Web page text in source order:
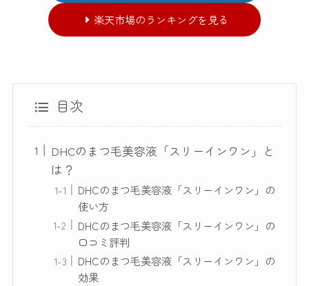
楽天市場のランキングを見る
目次
DHCのまつ毛美容液「スリーインワン」と
は？
DHCのまつ毛美容液「スリーインワン」の
使い方
DHCのまつ毛美容液「スリーインワン」の
口コミ評判
DHCのまつ毛美容液「スリーインワン」の
効果